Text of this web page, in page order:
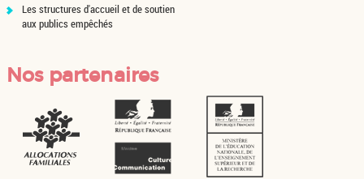
Les structures d'accueil et de soutien
aux publics empêchés
Nos partenaires